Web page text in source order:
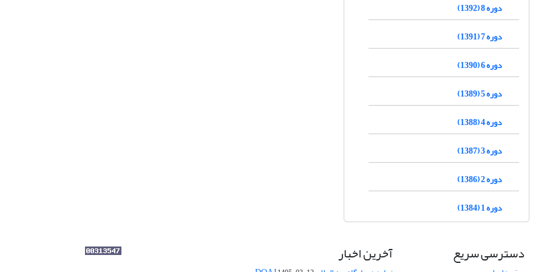
دوره 8 (1392)
دوره 7 (1391)
دوره 6 (1390)
دوره 5 (1389)
دوره 4 (1388)
دوره 3 (1387)
دوره 2 (1386)
دوره 1 (1384)
دسترسی سریع آخرین اخبار